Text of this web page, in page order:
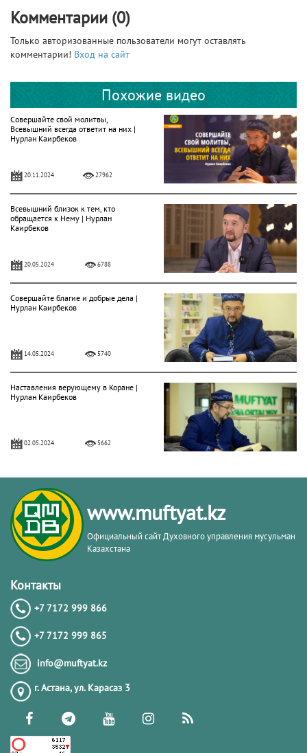
Комментарии (0)
Только авторизованные пользователи могут оставлять
комментарии! Вход на сайт
Похожие видео
Совершайте свой молитвы,
Всевышний всегда ответит на них |
Нурлан Каирбеков
20.11.2024 27962
Всевышний близок к тем, кто
обращается к Нему | Нурлан
Каирбеков
20.05.2024 6788
Совершайте благие и добрые дела |
Нурлан Каирбеков
14.05.2024 5740
Наставления верующему в Коране |
Нурлан Каирбеков
02.05.2024 5662
Обязанности мусульманина в
Исламе | Нурлан Каирбеков
22.04.2024 6507
18.03.2024
Рамазан – месяц поклонения |
Нурлан Каирбеков
16.03.2024 5501
Тафсир имама аз-Зухайли: 16-урок.
www.muftyat.kz
Официальный сайт Духовного управления мусульман
Казахстана
Контакты
+7 7172 999 866
+7 7172 999 865
info@muftyat.kz
г. Астана, ул. Карасаз 3